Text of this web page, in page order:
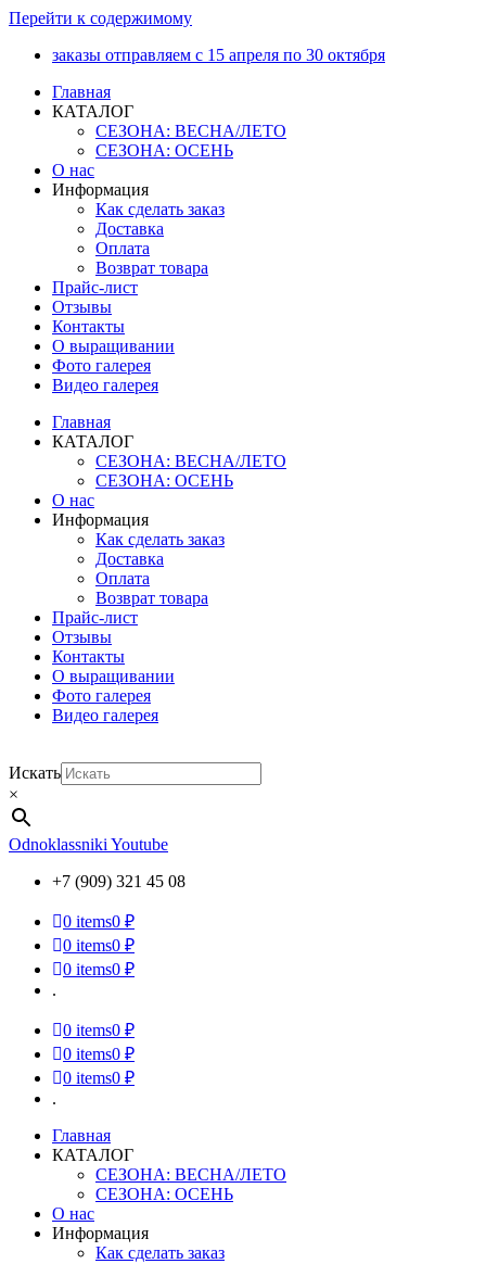
Перейти к содержимому
заказы отправляем с 15 апреля по 30 октября
Главная
КАТАЛОГ
СЕЗОНА: ВЕСНА/ЛЕТО
СЕЗОНА: ОСЕНЬ
О нас
Информация
Как сделать заказ
Доставка
Оплата
Возврат товара
Прайс-лист
Отзывы
Контакты
О выращивании
Фото галерея
Видео галерея
Главная
КАТАЛОГ
СЕЗОНА: ВЕСНА/ЛЕТО
СЕЗОНА: ОСЕНЬ
О нас
Информация
Как сделать заказ
Доставка
Оплата
Возврат товара
Прайс-лист
Отзывы
Контакты
О выращивании
Фото галерея
Видео галерея
Искать
×
Odnoklassniki Youtube
+7 (909) 321 45 08
0 items0 ₽
0 items0 ₽
0 items0 ₽
.
0 items0 ₽
0 items0 ₽
0 items0 ₽
.
Главная
КАТАЛОГ
СЕЗОНА: ВЕСНА/ЛЕТО
СЕЗОНА: ОСЕНЬ
О нас
Информация
Как сделать заказ